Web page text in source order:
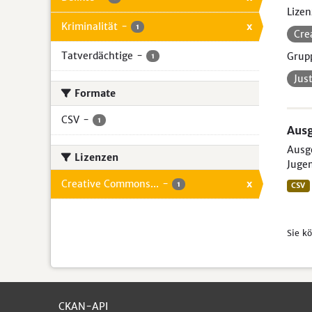
Kriminalität - 1 x
Tatverdächtige - 1
Formate
CSV - 1
Lizenzen
Creative Commons... - 1 x CSV
Sie
CKAN-API